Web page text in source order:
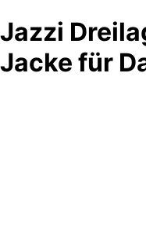
Jazzi
Jacke für